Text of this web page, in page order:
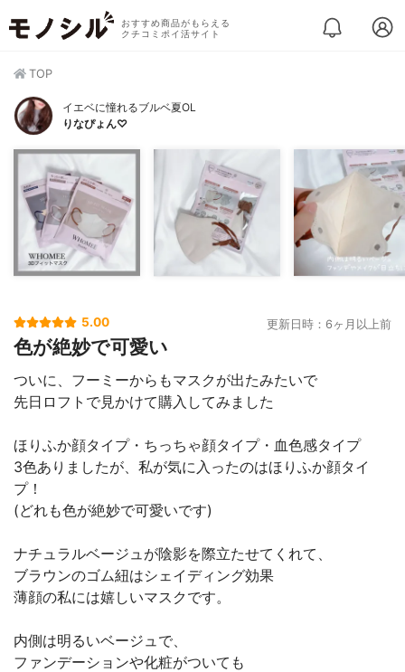
おすすめ商品がもらえる
クチコミポイ活サイト
TOP
イエベに憧れるブルベ夏OL
りなぴょん♡
5.00 更新日時：6ヶ月以上前
色が絶妙で可愛い
ついに、フーミーからもマスクが出たみたいで
先日ロフトで見かけて購入してみました
ほりふか顔タイプ・ちっちゃ顔タイプ・血色感タイプ
3色ありましたが、私が気に入ったのはほりふか顔タイ
プ！
(どれも色が絶妙で可愛いです)
ナチュラルベージュが陰影を際立たせてくれて、
ブラウンのゴム紐はシェイディング効果
薄顔の私には嬉しいマスクです。
内側は明るいベージュで、
ファンデーションや化粧がついても